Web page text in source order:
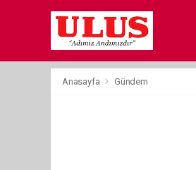
Anasayfa Gündem